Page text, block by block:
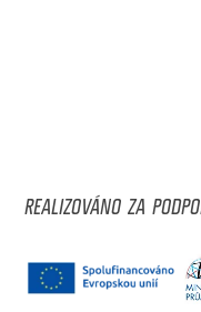
REALIZOVÁNO ZA